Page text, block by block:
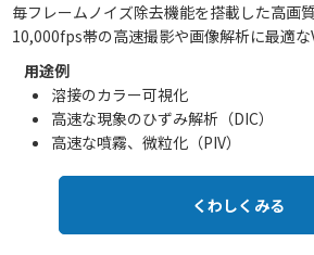
毎フレームノイズ除去機能を搭載した高画
10,000fps帯の高速撮影や画像解析に最適
用途例
溶接のカラー可視化
高速な現象のひずみ解析（DIC）
高速な噴霧、微粒化（PIV）
くわしくみる